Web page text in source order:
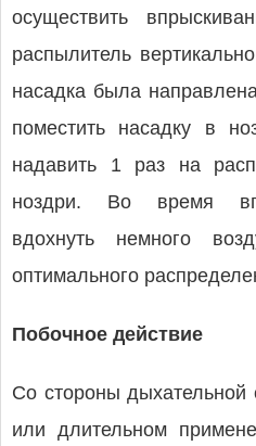
осуществить
распылитель
насадка была
поместить насадку в
надавить 1 раз на
ноздри. Во время
вдохнуть немного
оптимального
Побочное действие
Со стороны дыхательной
или длительном